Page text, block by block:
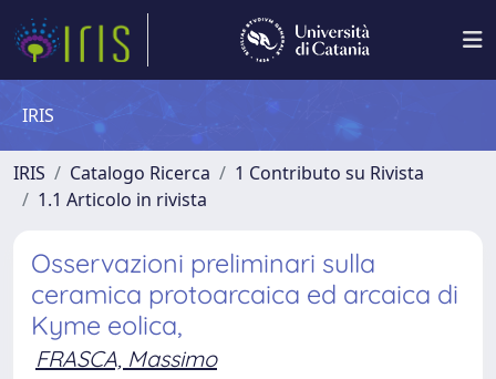
IRIS
IRIS Catalogo Ricerca
1 Contributo su Rivista
1.1 Articolo in rivista
Osservazioni preliminari sulla
ceramica protoarcaica ed arcaica di
Kyme eolica,
FRASCA, Massimo